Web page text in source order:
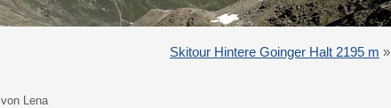
Skitour Hintere Goinger Halt 2195 m »
Lena